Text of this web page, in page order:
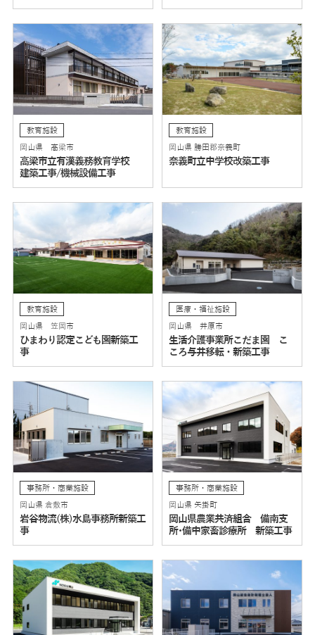
教育施設
岡山県 高梁市
高梁市立有漢義務教育学校
建築工事/機械設備工事
教育施設
岡山県 勝田郡奈義町
奈義町立中学校改築工事
教育施設
岡山県 笠岡市
ひまわり認定こども園新築工
事
医療・福祉施設
岡山県 井原市
生活介護事業所こだま園 こ
ころ与井移転・新築工事
事務所・商業施設
岡山県 倉敷市
岩谷物流(株)水島事務所新築工
事
事務所・商業施設
岡山県 矢掛町
岡山県農業共済組合 備南支
所･備中家畜診療所 新築工事